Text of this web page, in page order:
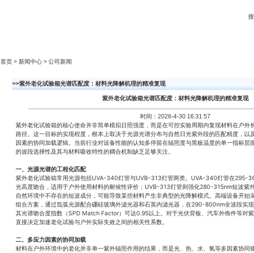
首页 > 新闻中心 > 公司新闻
>>紫外老化试验箱光谱匹配度：材料光降解机理的精准复现
紫外老化试验箱光谱匹配度：材料光降解机理的精准复现
时间：2026-4-30 16:31:57
紫外老化试验箱的核心使命并非简单模拟日照强度，而是在可控实验周期内复现材料在户外
路径。这一目标的实现程度，根本上取决于光源光谱分布与自然日光紫外段的匹配精度，以
因素的协同加载逻辑。当前行业对设备性能的认知多停留在辐照度与黑板温度的单一指标层
的波段选择性及其与材料吸收特性的耦合机制缺乏足够关注。
一、光源光谱的工程化匹配
紫外老化试验箱常用光源包括UVA-340灯管与UVB-313灯管两类。UVA-340灯管在295-
光高度吻合，适用于户外使用材料的耐候性评价；UVB-313灯管则强化280-315nm短波紫
自然环境中不存在的短波成分，可能导致某些材料产生非典型的光降解模式。高端设备开始
组合方案，通过氙弧光源配合硼硅玻璃外滤光器和石英内滤光器，在290-800nm全波段实
其光谱吻合度指数（SPD Match Factor）可达0.95以上。对于光伏背板、汽车外饰件等对
直接决定加速老化试验与户外实际失效之间的相关性系数。
二、多应力因素的协同加载
材料在户外环境中的老化并非单一紫外辐照作用的结果，而是光、热、水、氧等多因素协同